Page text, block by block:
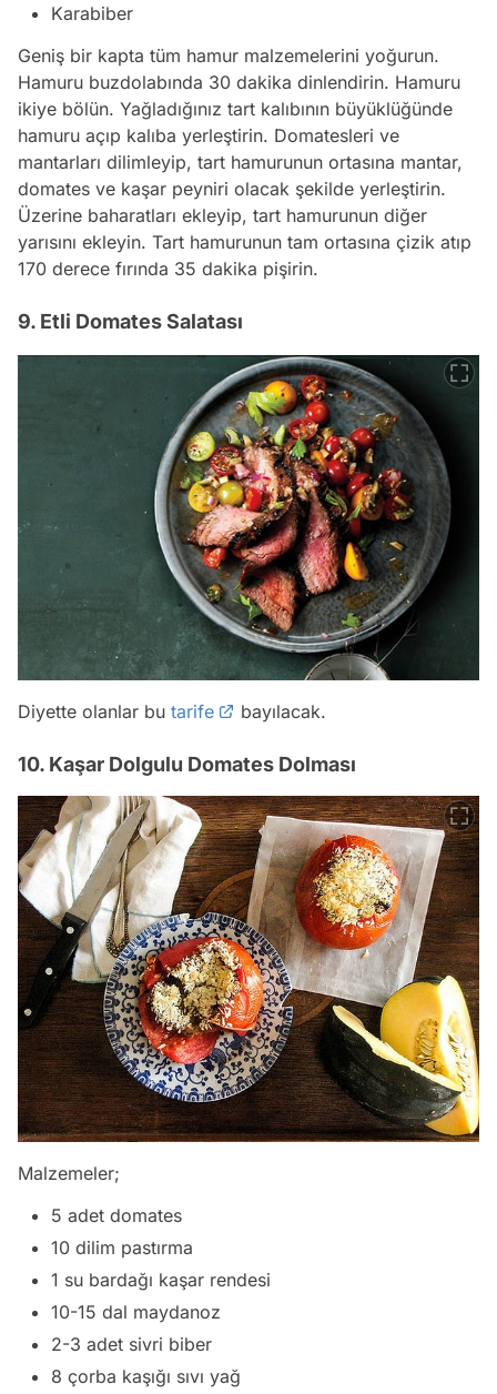
Karabiber
Geniş bir kapta tüm hamur malzemelerini yoğurun.
Hamuru buzdolabında 30 dakika dinlendirin. Hamuru
ikiye bölün. Yağladığınız tart kalıbının büyüklüğünde
hamuru açıp kalıba yerleştirin. Domatesleri ve
mantarları dilimleyip, tart hamurunun ortasına mantar,
domates ve kaşar peyniri olacak şekilde yerleştirin.
Üzerine baharatları ekleyip, tart hamurunun diğer
yarısını ekleyin. Tart hamurunun tam ortasına çizik atıp
170 derece fırında 35 dakika pişirin.
9. Etli Domates Salatası
Diyette olanlar bu tarife bayılacak.
10. Kaşar Dolgulu Domates Dolması
Malzemeler;
5 adet domates
10 dilim pastırma
1 su bardağı kaşar rendesi
10-15 dal maydanoz
2-3 adet sivri biber
8 çorba kaşığı sıvı yağ